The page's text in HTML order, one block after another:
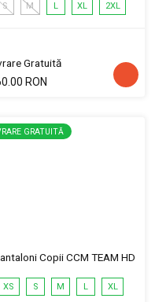
S M L XL 2XL
Gratuită
RON
GRATUITĂ
Copii CCM TEAM HD
XS S M L XL